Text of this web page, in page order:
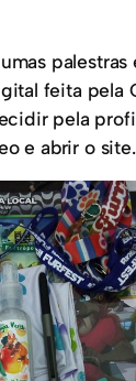
palestras
feita pela
pela
e abrir o site.